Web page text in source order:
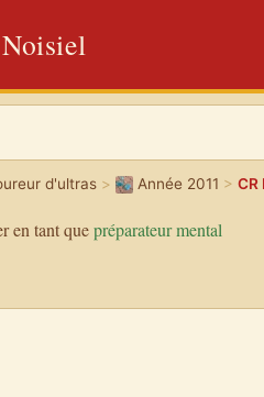
d'ultras > Année 2011 > CR
en tant quepréparateur mental